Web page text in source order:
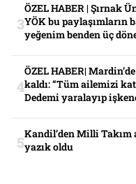
ÖZEL HABER | Şırnak
YÖK bu paylaşımların
yeğenim benden üç
ÖZEL HABER|
kaldı: “Tüm ailemizi
Dedemi yaralayıp
Kandil’den Milli
yazık oldu